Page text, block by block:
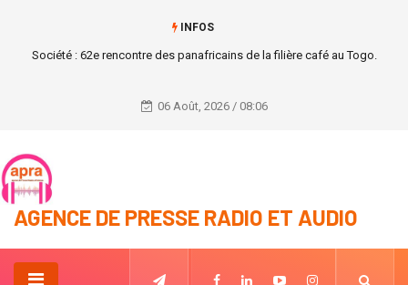
INFOS
Société : 62e rencontre des panafricains de la filière café au Togo.
06 Août, 2026 / 08:06
AGENCE DE PRESSE RADIO ET AUDIO